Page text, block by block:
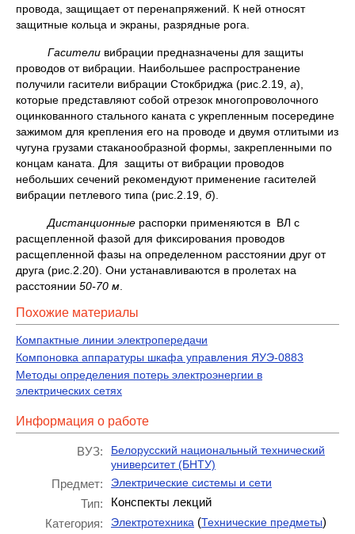
провода, защищает от перенапряжений. К ней относят
защитные кольца и экраны, разрядные рога.
Гасители вибрации предназначены для защиты
проводов от вибрации. Наибольшее распространение
получили гасители вибрации Стокбриджа (рис.2.19, а),
которые представляют собой отрезок многопроволочного
оцинкованного стального каната с укрепленным посередине
зажимом для крепления его на проводе и двумя отлитыми из
чугуна грузами стаканообразной формы, закрепленными по
концам каната. Для защиты от вибрации проводов
небольших сечений рекомендуют применение гасителей
вибрации петлевого типа (рис.2.19, б).
Дистанционные распорки применяются в ВЛ с
расщепленной фазой для фиксирования проводов
расщепленной фазы на определенном расстоянии друг от
друга (рис.2.20). Они устанавливаются в пролетах на
расстоянии 50-70 м
Похожие материалы
Компактные линии электропередачи
Компоновка аппаратуры шкафа управления ЯУЭ-0883
Методы определения потерь электроэнергии в
электрических сетях
Информация о работе
ВУЗ:
Белорусский национальный технический
университет (БНТУ)
Предмет: Электрические системы и сети
Тип:
Конспекты лекций
Категория:
Электротехника (Технические предметы)